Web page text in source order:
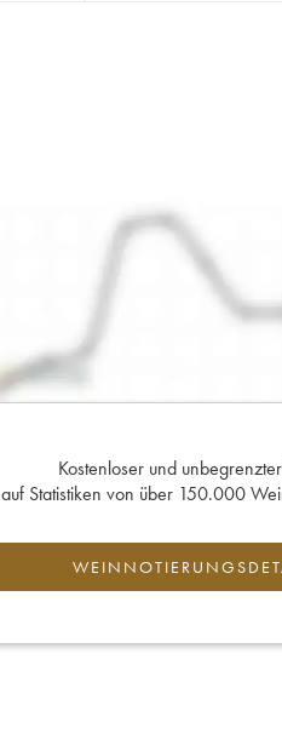
Kostenloser und
auf Statistiken von über 150.000